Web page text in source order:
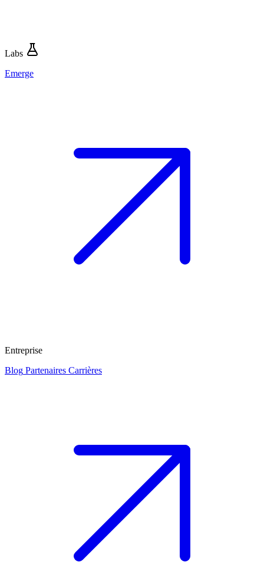
Labs
Emerge
Entreprise
Blog Partenaires Carrières